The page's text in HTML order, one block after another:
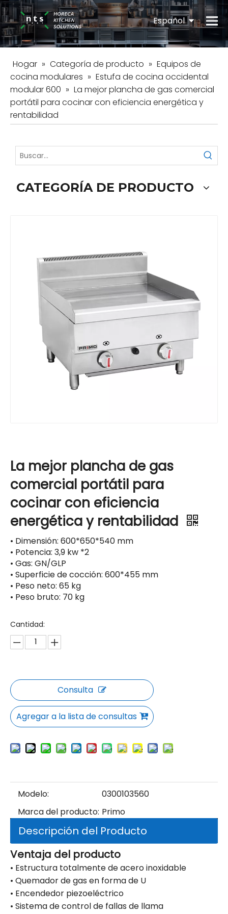
Español
English
Hogar » Categoría de producto » Equipos de
cocina modulares » Estufa de cocina occidental
modular 600 » La mejor plancha de gas comercial
portátil para cocinar con eficiencia energética y
rentabilidad
CATEGORÍA DE PRODUCTO
La mejor plancha de gas
comercial portátil para
cocinar con eficiencia
energética y rentabilidad
• Dimensión: 600*650*540 mm
• Potencia: 3,9 kw *2
• Gas: GN/GLP
• Superficie de cocción: 600*455 mm
• Peso neto: 65 kg
• Peso bruto: 70 kg
Cantidad:
Consulta
Agregar a la lista de consultas
Modelo:
0300103560
Marca del producto: Primo
Descripción del Producto
Ventaja del producto
• Estructura totalmente de acero inoxidable
• Quemador de gas en forma de U
• Encendedor piezoeléctrico
• Sistema de control de fallas de llama